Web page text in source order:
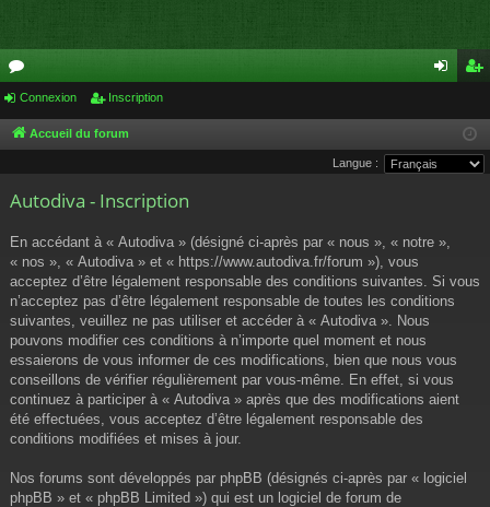
or
u
s
cri
pti
Connexion Inscription
Accueil du forum
Langue :
Autodiva - Inscription
En accédant à « Autodiva » (désigné ci-après par « nous », « notre »,
« nos », « Autodiva » et « https://www.autodiva.fr/forum »), vous
acceptez d’être légalement responsable des conditions suivantes. Si vous
n’acceptez pas d’être légalement responsable de toutes les conditions
suivantes, veuillez ne pas utiliser et accéder à « Autodiva ». Nous
pouvons modifier ces conditions à n’importe quel moment et nous
essaierons de vous informer de ces modifications, bien que nous vous
conseillons de vérifier régulièrement par vous-même. En effet, si vous
continuez à participer à « Autodiva » après que des modifications aient
été effectuées, vous acceptez d’être légalement responsable des
conditions modifiées et mises à jour.
Nos forums sont développés par phpBB (désignés ci-après par « logiciel
phpBB » et « phpBB Limited ») qui est un logiciel de forum de